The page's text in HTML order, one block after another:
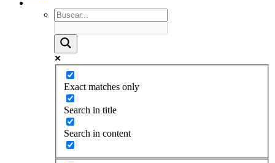
Exact matches only
Search in title
Search in content